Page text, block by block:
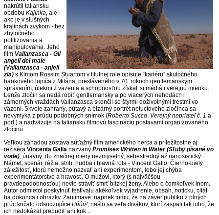
nakrútil taliansku
obdobu Kajínka, ale -
ako je v slušných
krajinách zvykom - bez
zbytočného
politizovania a
manipulovania. Jeho
film Vallanzasca - Gli
angeli del male
(Vallanzasca - anjeli
zla) s Kimom Rossim Stuartom v titulnej role opisuje “kariéru” skutočného
bankového lupiča z Milána, presláveného v 70. rokoch gentlemanským
správaním, útekmi z väzenia a schopnosťou získať si médiá i verejnú mienku.
Lenže zločin sa nedá robiť gentlemansky a po viacerých nehodách i
zámerných vraždách Vallanzasca skončil so štyrmi doživotnými trestmi vo
väzení. Skvele zahraný, pútavý a bizarný portrét netuctového zločinca sa
nevymyká z prúdu podobných snímok (Roberto Succo, Verejný nepriateľ č. 1 a
pod.) a nadväzuje na taliansku filmovú fascináciu postavami organizovaného
zločinu.
Veľkou záhadou zostáva súťažný film amerického herca a príležitostne aj
režiséra Vincenta Galla nazvaný Promises Written in Water (Sľuby písané vo
vode), únavný, do značnej miery nezmyselný, sebestredný až narcisistický.
Námet, scenár, réžia, strih, hudba i hlavná rola - Vincent Gallo. Čierno-biely
záležitosť, ktorú nemožno nazvať ani experimentom, lebo jej chýba
experimentátorstvo a hravosť. O mužovi, ktorý (s najväčšou
pravdepodobnosťou) nevie stráviť smrť blízkej ženy. Alebo o čomkoľvek inom.
Autor odmietol poskytnúť festivalu akékoľvek vyjadrenie, obsah, noticku, citát
ba dokonca i obrázky. Zaujímavé: napriek tomu, že na záver publiku z plných
pľúc kričalo odsudzujúce Búúú!, našlo sa veľa divákov, ktorí zaspali tak tuho, že
ich nedokázal prebudiť ani krik...